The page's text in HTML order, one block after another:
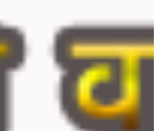
निकै कन्फ्युजनमा परेँ, कारण आफूले
आफ्नो भनेर भेरिफाइ गर्न लगाइरहेछ भनेर,
क्लिक गरिन, लाग्यो झुक्किएर मेरो
। कारण कहिलेकाँहि, गुगलले मलाई
गरेको छ, पहिलो ईमेल झुक्किएर आएको
गर्न लागेको हो कि भन्ने शंकाको कारण
गरिन । कुरा यत्तिमै टुंगिएको थियो । त्यो